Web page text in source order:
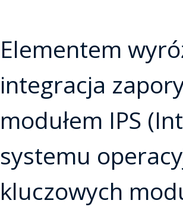
Elementem
integracja
modułem IPS
systemu
kluczowych